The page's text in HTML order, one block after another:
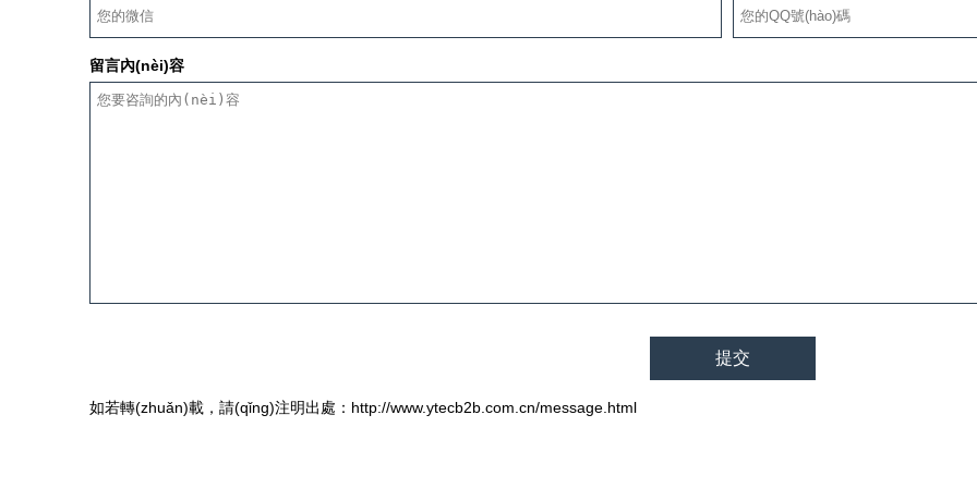
留言內(nèi)容
如若轉(zhuǎn)載，請(qǐng)注明出處：http://www.ytecb2b.com.cn/message.html